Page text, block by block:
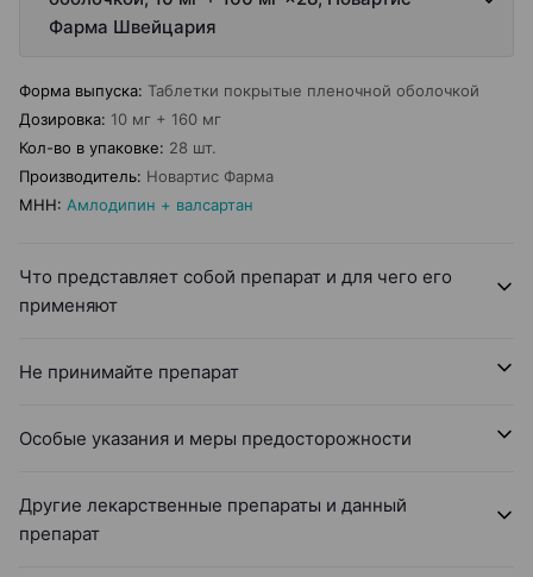
Фарма Швейцария
Форма выпуска: Таблетки покрытые пленочной оболочкой
Дозировка: 10 мг + 160 мг
Кол-во в упаковке: 28 шт.
Производитель: Новартис Фарма
МНН: Амлодипин + валсартан
Что представляет собой препарат и для чего его
применяют
Не принимайте препарат
Особые указания и меры предосторожности
Другие лекарственные препараты и данный
препарат